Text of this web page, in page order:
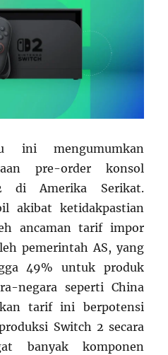
ini mengumumkan
pre-order konsol
di Amerika Serikat.
akibat ketidakpastian
ancaman tarif impor
pemerintah AS, yang
49% untuk produk
negara seperti China
tarif ini berpotensi
Switch 2 secara
banyak komponen